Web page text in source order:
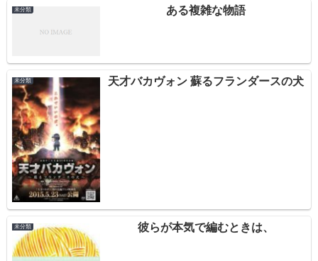
未分類 ある複雑な物語
未分類 天才バカヴォン 蘇るフランダースの犬
未分類 彼らが本気で編むときは、